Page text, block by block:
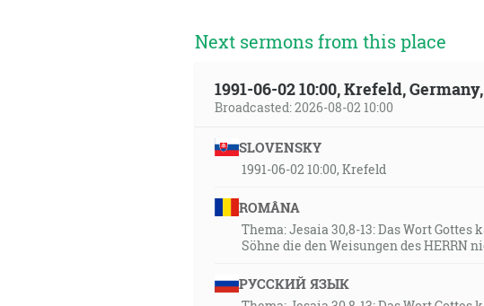
Next sermons from this place
1991-06-02 10:00, Krefeld,
Broadcasted: 2026-08-02 10:00
SLOVENSKY
1991-06-02 10:00, Krefeld
ROMÂNA
Thema: Jesaia 30,8-13: Das Wort
Söhne die den Weisungen des HERRN
РУССКИЙ ЯЗЫК